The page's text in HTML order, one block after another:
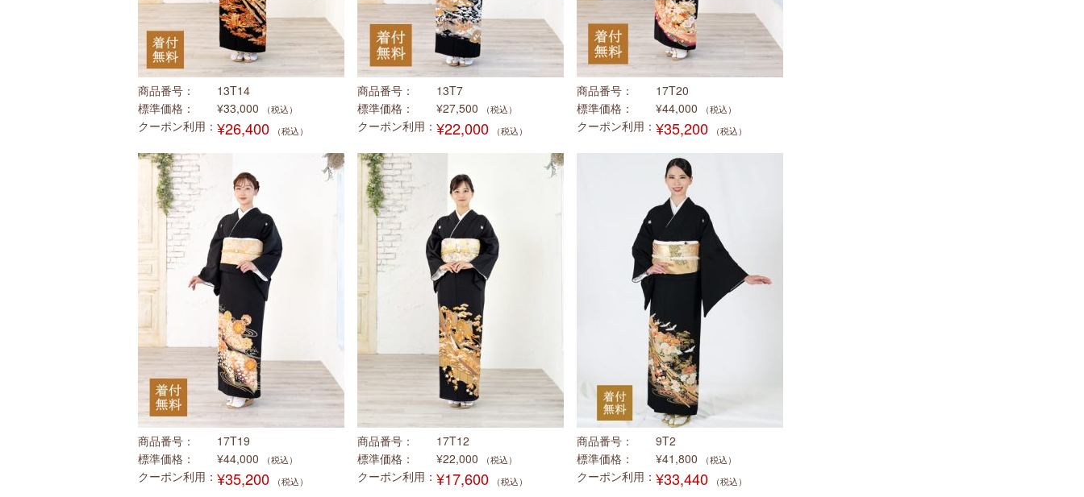
商品番号
13T14
標準価格
¥33,000 （税込）
クーポン利用 ¥26,400 （税込）
商品番号
13T7
標準価格
¥27,500 （税込）
クーポン利用 ¥22,000 （税込）
商品番号
17T20
標準価格
¥44,000 （税込）
クーポン利用 ¥35,200 （税込）
商品番号
17T19
標準価格
¥44,000 （税込）
クーポン利用 ¥35,200 （税込）
商品番号
17T12
標準価格
¥22,000 （税込）
クーポン利用 ¥17,600 （税込）
商品番号
9T2
標準価格
¥41,800 （税込）
クーポン利用 ¥33,440 （税込）